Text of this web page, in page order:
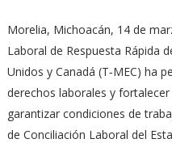
Morelia, Michoacán, 14 de
Laboral de Respuesta Rápida
Unidos y Canadá (T‑MEC) ha
derechos laborales y
garantizar condiciones de
de Conciliación Laboral del